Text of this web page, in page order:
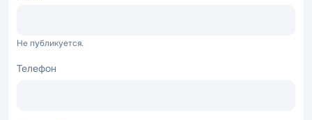
Не публикуется.
Телефон